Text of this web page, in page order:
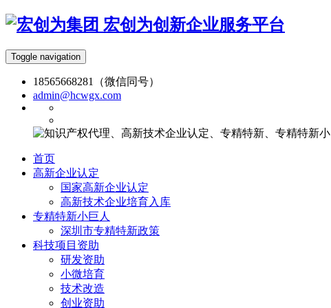
宏创为创新企业服务平台
Toggle navigation
18565668281（微信同号）
admin@hcwgx.com
首页
高新企业认定
国家高新企业认定
高新技术企业培育入库
专精特新小巨人
深圳市专精特新政策
科技项目资助
研发资助
小微培育
技术改造
创业资助